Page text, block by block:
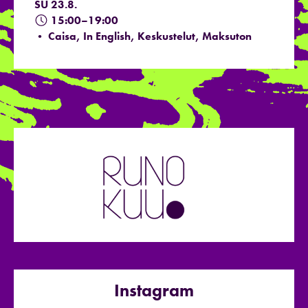
SU 23.8.
15:00–19:00
• Caisa, In English, Keskustelut, Maksuton
Instagram